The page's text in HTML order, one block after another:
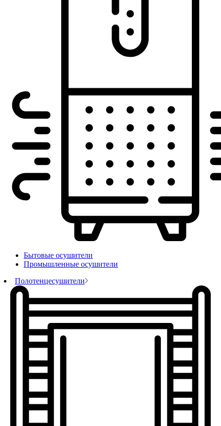
Бытовые осушители
Промышленные осушители
Полотенцесушители